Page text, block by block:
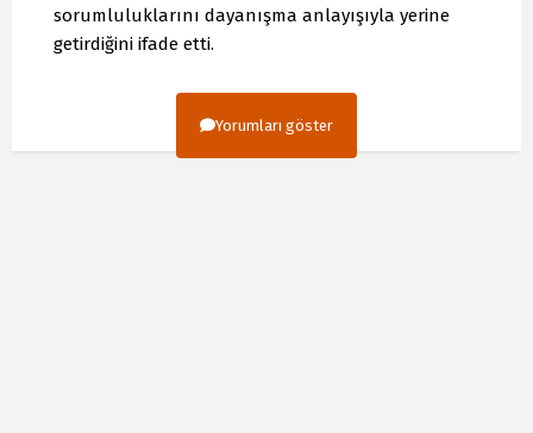
sorumluluklarını dayanışma anlayışıyla yerine
getirdiğini ifade etti.
Yorumları göster